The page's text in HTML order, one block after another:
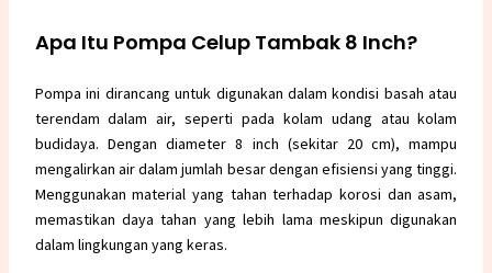
Apa Itu Pompa Celup Tambak 8 Inch?
Pompa ini dirancang untuk digunakan dalam kondisi basah atau
terendam dalam air, seperti pada kolam udang atau kolam
budidaya. Dengan diameter 8 inch (sekitar 20 cm), mampu
mengalirkan air dalam jumlah besar dengan efisiensi yang tinggi.
Menggunakan material yang tahan terhadap korosi dan asam,
memastikan daya tahan yang lebih lama meskipun digunakan
dalam lingkungan yang keras.